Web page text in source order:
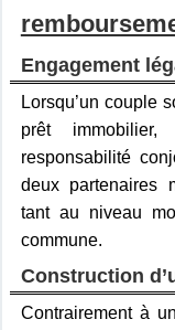
Engagement
Lorsqu’un couple
prêt
responsabilité
deux partenaires
tant au niveau
commune.
Construction
Contrairement à